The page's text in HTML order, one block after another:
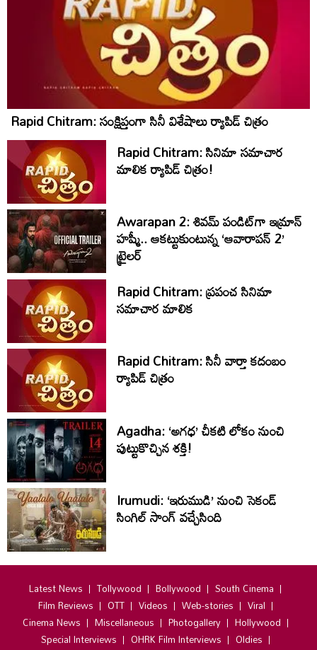
Rapid Chitram: సంక్షిప్తంగా సినీ విశేషాలు ర్యాపిడ్ చిత్రం
Rapid Chitram: సినిమా సమాచార
మాలిక ర్యాపిడ్ చిత్రం!
Awarapan 2: శివమ్ పండిట్‌గా ఇమ్రాన్
హష్మీ.. ఆకట్టుకుంటున్న ‘ఆవారాపన్ 2’
ట్రైలర్
Rapid Chitram: ప్రపంచ సినిమా
సమాచార మాలిక
Rapid Chitram: సినీ వార్తా కదంబం
ర్యాపిడ్ చిత్రం
Agadha: ‘అగధ’ చీకటి లోకం నుంచి
పుట్టుకొచ్చిన శక్తి!
Irumudi: ‘ఇరుముడి’ నుంచి సెకండ్
సింగిల్ సాంగ్ వచ్చేసింది
Latest News Tollywood Bollywood
South Cinema
Film Reviews
OTT Videos Web-stories
Viral
Cinema News
Miscellaneous Photogallery
Hollywood
Special Interviews
OHRK Film Interviews
Oldies